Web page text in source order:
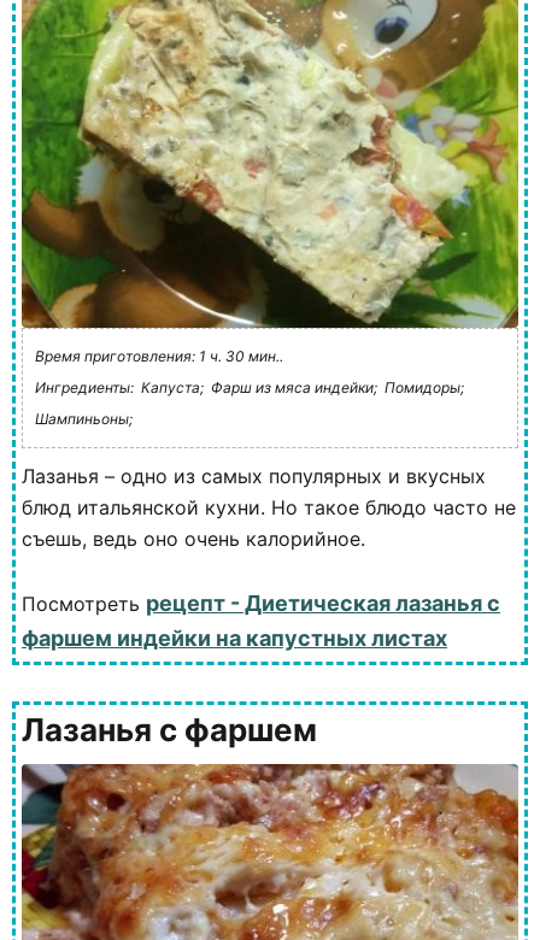
Время приготовления: 1 ч. 30 мин..
Ингредиенты: Капуста; Фарш из мяса индейки; Помидоры;
Шампиньоны;
Лазанья – одно из самых популярных и вкусных
блюд итальянской кухни. Но такое блюдо часто не
съешь, ведь оно очень калорийное.
Посмотреть рецепт - Диетическая лазанья с
фаршем индейки на капустных листах
Лазанья с фаршем